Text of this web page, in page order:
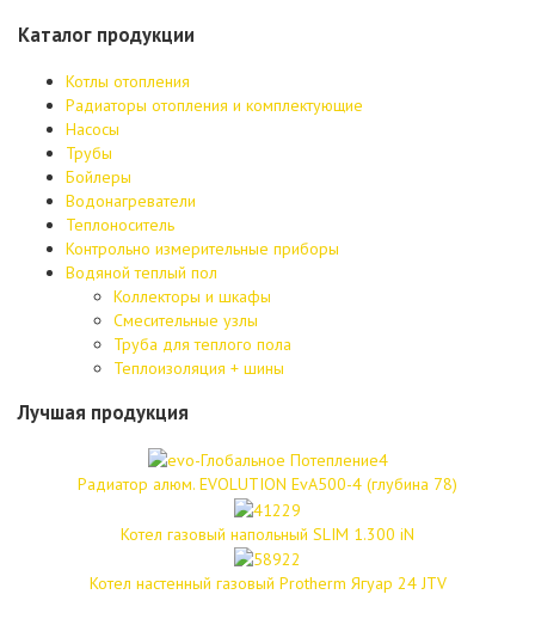
Каталог продукции
Котлы отопления
Радиаторы отопления и комплектующие
Насосы
Трубы
Бойлеры
Водонагреватели
Теплоноситель
Контрольно измерительные приборы
Водяной теплый пол
Коллекторы и шкафы
Смесительные узлы
Труба для теплого пола
Теплоизоляция + шины
Лучшая продукция
Радиатор алюм. EVOLUTION EvA500-4 (глубина 78)
Котел газовый напольный SLIM 1.300 iN
Котел настенный газовый Protherm Ягуар 24 JTV